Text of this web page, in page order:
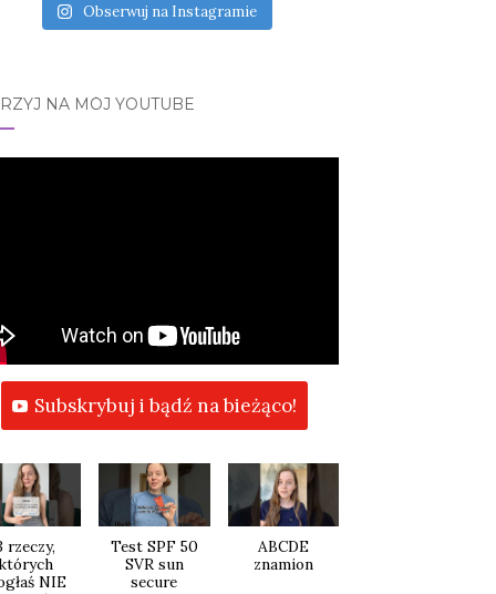
Obserwuj na Instagramie
NA MÓJ YOUTUBE
Subskrybuj i bądź na bieżąco!
rzeczy,
NIE
Test SPF 50
SVR sun
secure
ABCDE
znamion